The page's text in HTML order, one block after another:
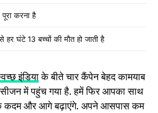
करना है
हर घंटे 13 बच्चों की मौत हो जाती है
इंडियाके बीते चार कैंपेन बेहद कामयाब
में पहुंच गया है. हमें फिर आपका साथ
कदम और आगे बढ़ाएंगे. अपने आसपास कम